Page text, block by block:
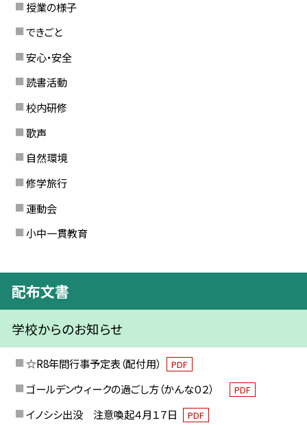
授業の様子
できごと
安心・安全
読書活動
校内研修
歌声
自然環境
修学旅行
運動会
小中一貫教育
配布文書
学校からのお知らせ
☆R8年間行事予定表（配付用） PDF
ゴールデンウィークの過ごし方（かんな０２） PDF
イノシシ出没 注意喚起４月１７日 PDF